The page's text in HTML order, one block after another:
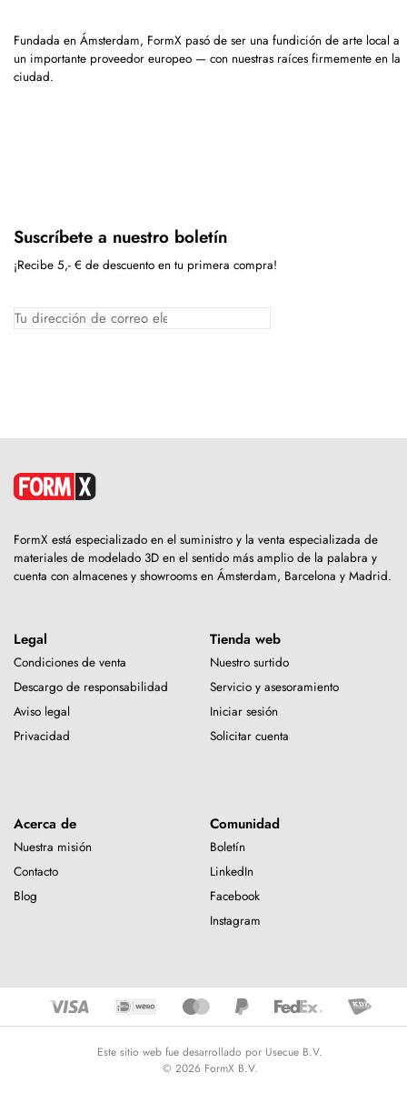
Fundada en Ámsterdam, FormX pasó de ser una fundición de arte local a
un importante proveedor europeo — con nuestras raíces firmemente en la
ciudad.
Suscríbete a nuestro boletín
¡Recibe 5,- € de descuento en tu primera compra!
FormX está especializado en el suministro y la venta especializada de
materiales de modelado 3D en el sentido más amplio de la palabra y
cuenta con almacenes y showrooms en Ámsterdam, Barcelona y Madrid.
Legal
Condiciones de venta
Descargo de responsabilidad
Aviso legal
Privacidad
Tienda web
Nuestro surtido
Servicio y asesoramiento
Iniciar sesión
Solicitar cuenta
Acerca de
Nuestra misión
Contacto
Blog
Comunidad
Boletín
LinkedIn
Facebook
Instagram
Este sitio web fue desarrollado por Usecue B.V.
© 2026 FormX B.V.